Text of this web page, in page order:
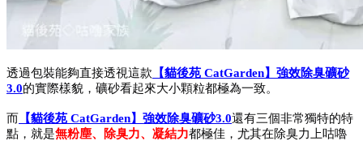
透過包裝能夠直接透視這款 【貓後苑 CatGarden】強效除臭礦砂
3.0的實際樣貌，礦砂看起來大小顆粒都極為一致。
而 【貓後苑 CatGarden】強效除臭礦砂3.0還有三個非常獨特的特
點，就是無粉塵、除臭力、凝結力都極佳，尤其在除臭力上咕嚕